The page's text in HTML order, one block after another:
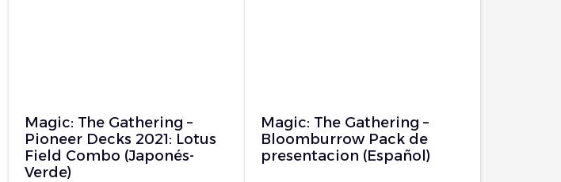
Magic: The Gathering –
Pioneer Decks 2021: Lotus
Field Combo (Japonés-
Verde)
Magic: The Gathering –
Bloomburrow Pack de
presentacion (Español)